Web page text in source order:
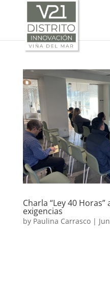
Charla “Ley 40
exigencias
by Paulina Carrasco|
SELECT LANGUAGE ▼